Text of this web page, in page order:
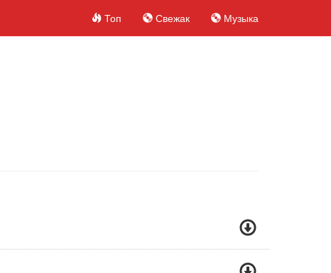
Топ Свежак Музыка